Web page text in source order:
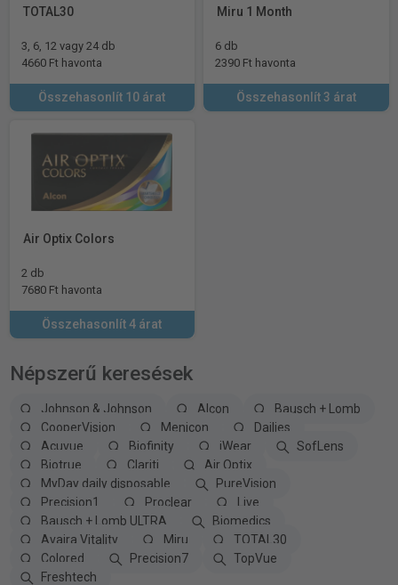
TOTAL30
3, 6, 12 vagy 24 db
4660 Ft havonta
Összehasonlít 10 árat
Miru 1 Month
6 db
2390 Ft havonta
Összehasonlít 3 árat
Air Optix Colors
2 db
7680 Ft havonta
Összehasonlít 4 árat
Népszerű keresések
Johnson & Johnson Alcon
Bausch + Lomb
CooperVision
Menicon
Dailies
Acuvue
Biofinity iWear
SofLens
Biotrue
Clariti
Air Optix
MyDay daily disposable
PureVision
Precision1
Proclear
Live
Bausch + Lomb ULTRA
Biomedics
Avaira Vitality
Miru
TOTAL30
Colored
Precision7
TopVue
Freshtech